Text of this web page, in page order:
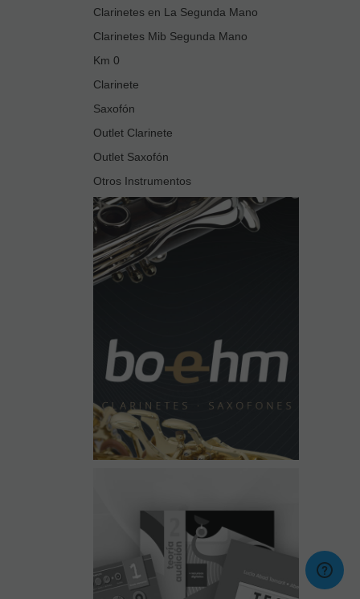
Clarinetes en La Segunda Mano
Clarinetes Mib Segunda Mano
Km 0
Clarinete
Saxofón
Outlet Clarinete
Outlet Saxofón
Otros Instrumentos